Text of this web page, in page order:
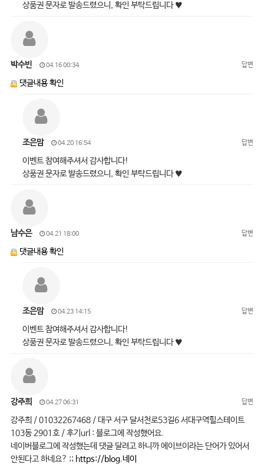
상품권 문자로 발송드렸으니, 확인 부탁드립니다 ♥
박수빈 04.16 00:34 답변
댓글내용 확인
조은맘 04.20 16:54 답변
이벤트 참여해주셔서 감사합니다!
상품권 문자로 발송드렸으니, 확인 부탁드립니다 ♥
남수은 04.21 18:00 답변
댓글내용 확인
조은맘 04.23 14:15 답변
이벤트 참여해주셔서 감사합니다!
상품권 문자로 발송드렸으니, 확인 부탁드립니다 ♥
강주희 04.27 06:31 답변
강주희 / 01032267468 / 대구 서구 달서천로53길6 서대구역힐스테이트
103동 2901호 / 후기url : 블로그에 작성했어요.
네이버블로그에 작성했는데 댓글 달려고 하니까 에이브이라는 단어가 있어서
안된다고 하네요? ;; https://blog.네이